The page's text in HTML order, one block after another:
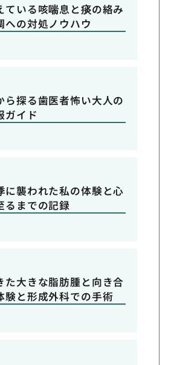
ている咳喘息と痰の絡み
への対処ノウハウ
ら探る歯医者怖い大人の
ガイド
に襲われた私の体験と心
るまでの記録
た大きな脂肪腫と向き合
験と形成外科での手術